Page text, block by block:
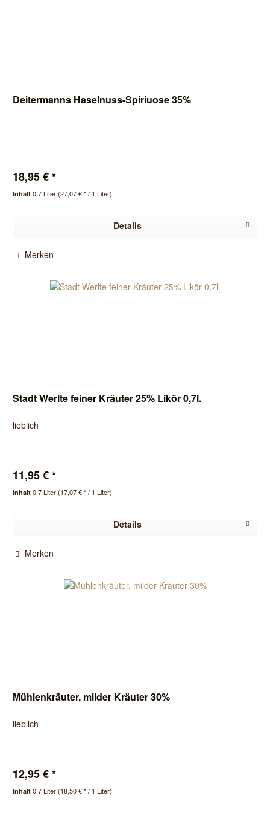
Deitermanns Haselnuss-Spiriuose 35%
18,95 € *
Inhalt0.7 Liter(27,07 € * / 1 Liter)
Details
Merken
Stadt Werlte feiner Kräuter 25% Likör 0,7l.
lieblich
11,95 € *
Inhalt0.7 Liter(17,07 € * / 1 Liter)
Details
Merken
Mühlenkräuter, milder Kräuter 30%
lieblich
12,95 € *
Inhalt0.7 Liter(18,50 € * / 1 Liter)